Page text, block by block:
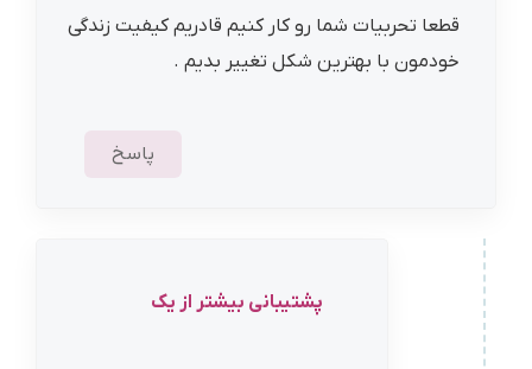
قطعا تحربیات شما رو کار کنیم قادریم کیفیت زندگی
خودمون با بهترین شکل تغییر بدیم .
پاسخ
پشتیبانی بیشتر از یک